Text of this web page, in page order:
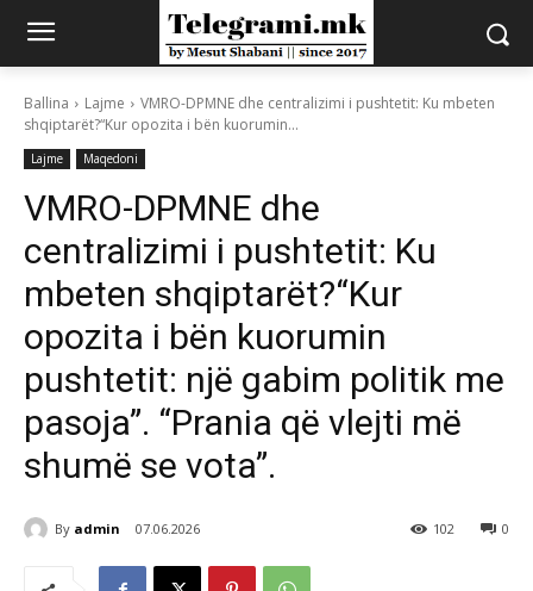
Ballina Lajme
VMRO-DPMNE dhe centralizimi i pushtetit: Ku mbeten
shqiptarët?“Kur opozita i bën kuorumin...
Lajme Maqedoni
VMRO-DPMNE dhe
centralizimi i pushtetit: Ku
mbeten shqiptarët?“Kur
opozita i bën kuorumin
pushtetit: një gabim politik me
pasoja”. “Prania që vlejti më
shumë se vota”.
By admin 07.06.2026 0
102